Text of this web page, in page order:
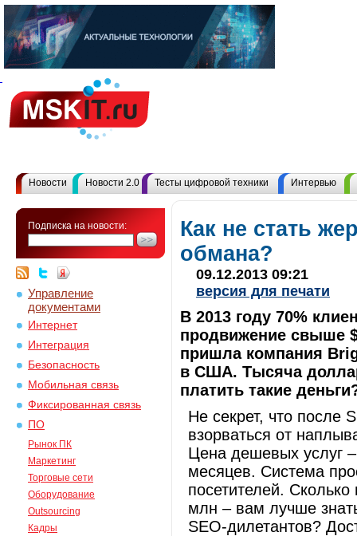
Новости Новости 2.0 Тесты цифровой техники Интервью
Подписка на новости:
Управление
документами
Интернет
Интеграция
Безопасность
Мобильная связь
Фиксированная связь
ПО
Рынок ПК
Маркетинг
Торговые сети
Оборудование
Outsourcing
Кадры
Как не стать
обмана?
09.12.2013 09:21
версия для печати
В 2013 году 70%
продвижение свыше
пришла компания
в США. Тысяча
платить такие
Не секрет, что после
взорваться от
Цена дешевых услуг
месяцев. Система
посетителей.
млн – вам лучше
SEO-дилетантов?